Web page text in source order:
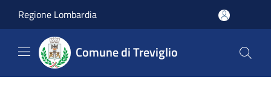
Regione Lombardia
Comune di Treviglio